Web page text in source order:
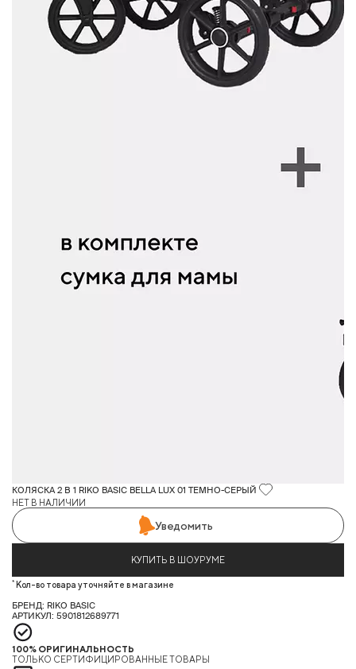
КОЛЯСКА 2 В 1 RIKO BASIC BELLA LUX 01 ТЕМНО-СЕРЫЙ
НЕТ В НАЛИЧИИ
Уведомить
КУПИТЬ В ШОУРУМЕ
* Кол-во товара уточняйте в магазине
БРЕНД: RIKO BASIC
АРТИКУЛ: 5901812689771
100% ОРИГИНАЛЬНОСТЬ
ТОЛЬКО СЕРТИФИЦИРОВАННЫЕ ТОВАРЫ